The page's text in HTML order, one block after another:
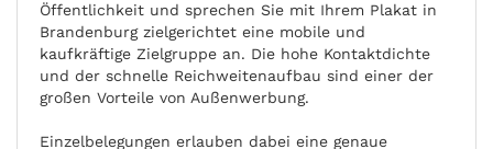
Öffentlichkeit und sprechen Sie mit Ihrem Plakat in
Brandenburg zielgerichtet eine mobile und
kaufkräftige Zielgruppe an. Die hohe Kontaktdichte
und der schnelle Reichweitenaufbau sind einer der
großen Vorteile von Außenwerbung.
Einzelbelegungen erlauben dabei eine genaue